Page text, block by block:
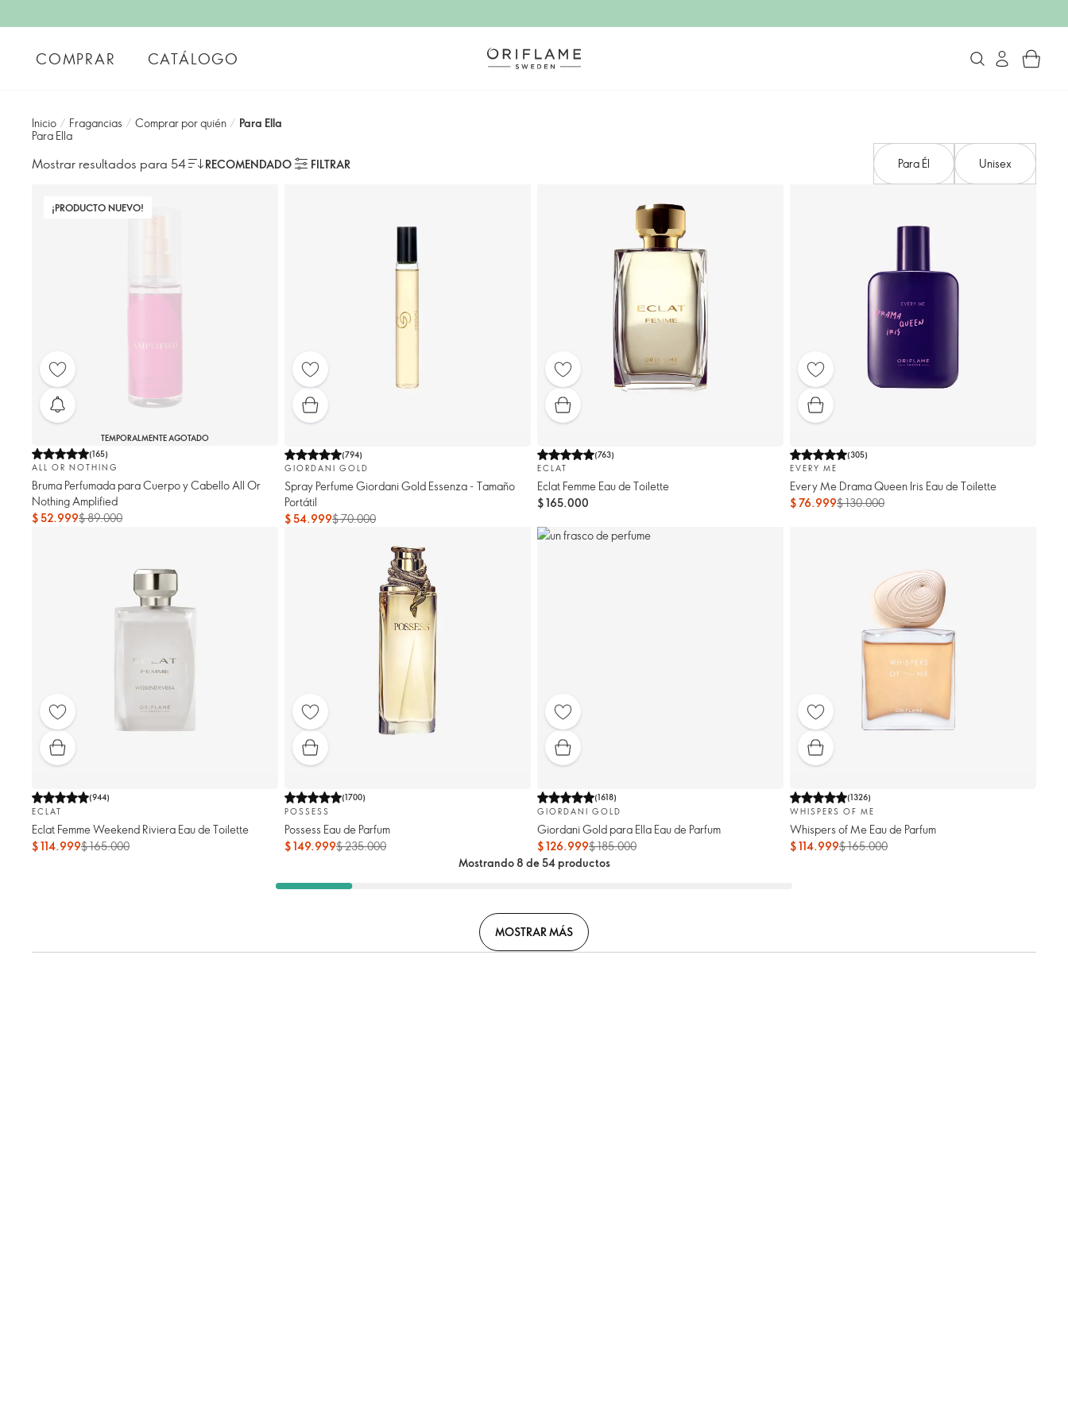
COMPRAR CATÁLOGO
Inicio / Fragancias / Comprar por quién / Para Ella
Para Ella
Mostrar resultados para 54 RECOMENDADO FILTRAR Para Él Unisex
¡PRODUCTO NUEVO!
TEMPORALMENTE AGOTADO
(165)
ALL OR NOTHING
Bruma Perfumada para Cuerpo y Cabello All Or
Nothing Amplified
$ 52.999$ 89.000
(794)
GIORDANI GOLD
Spray Perfume Giordani Gold Essenza - Tamaño
Portátil
$ 54.999$ 70.000
(763)
ECLAT
Eclat Femme Eau de Toilette
$ 165.000
(305)
EVERY ME
Every Me Drama Queen Iris Eau de Toilette
$ 76.999$ 130.000
(944)
ECLAT
Eclat Femme Weekend Riviera Eau de Toilette
$ 114.999$ 165.000
(1700)
POSSESS
Possess Eau de Parfum
$ 149.999$ 235.000
(1618)
GIORDANI GOLD
Giordani Gold para Ella Eau de Parfum
$ 126.999$ 185.000
(1326)
WHISPERS OF ME
Whispers of Me Eau de Parfum
$ 114.999$ 165.000
Mostrando 8 de 54 productos
MOSTRAR MÁS